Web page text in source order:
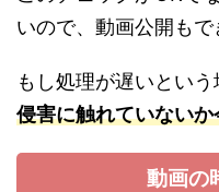
いので、動画公開もで
もし処理が遅いという
侵害に触れていない
動画の